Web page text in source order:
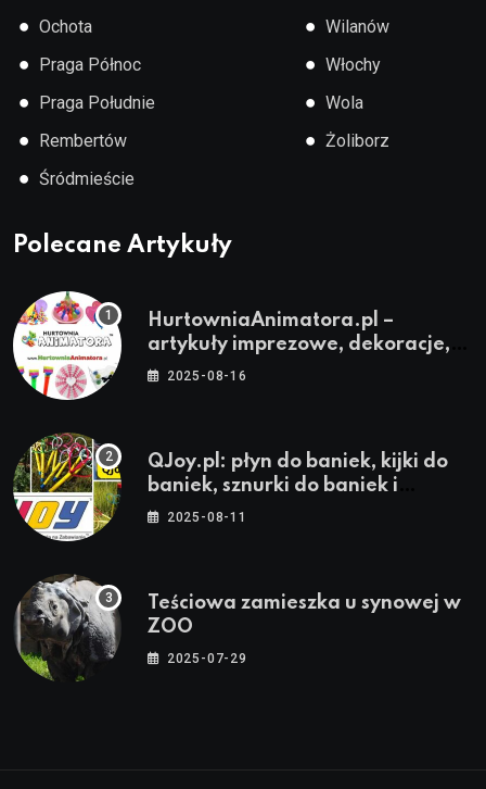
● Ochota
● Praga Północ
● Praga Południe
● Rembertów
● Śródmieście
● Wilanów
● Włochy
● Wola
● Żoliborz
Polecane Artykuły
HurtowniaAnimatora.pl –
artykuły imprezowe, dekoracje,
stroje i akcesoria dla animatorów
2025-08-16
QJoy.pl: płyn do baniek, kijki do
baniek, sznurki do baniek i
zestawy do baniek
2025-08-11
Teściowa zamieszka u synowej w
ZOO
2025-07-29